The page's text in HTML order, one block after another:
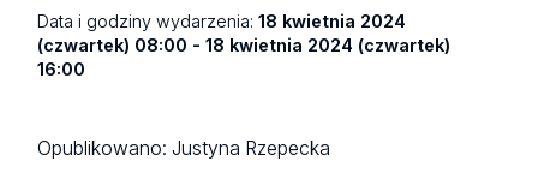
Data i godziny wydarzenia:18 kwietnia 2024
(czwartek) 08:00 - 18 kwietnia 2024 (czwartek)
16:00
Opublikowano:Justyna Rzepecka